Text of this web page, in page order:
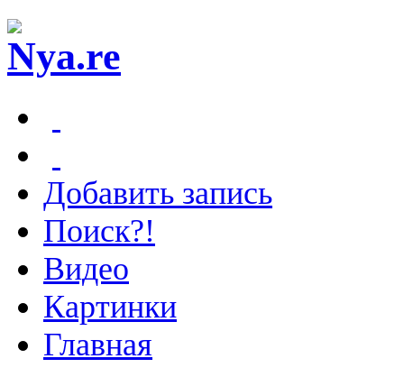
Добавить запись
Поиск?!
Видео
Картинки
Главная